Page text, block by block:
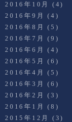
2016年10月
(4)
2016年9月
(4)
2016年8月
(5)
2016年7月
(9)
2016年6月
(4)
2016年5月
(6)
2016年4月
(5)
2016年3月
(6)
2016年2月
(3)
2016年1月
(8)
2015年12月
(3)